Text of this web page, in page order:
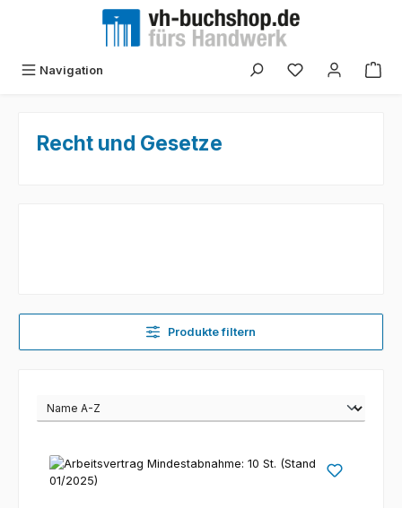
Zum Hauptinhalt springen
Navigation
Recht und Gesetze
Produkte filtern